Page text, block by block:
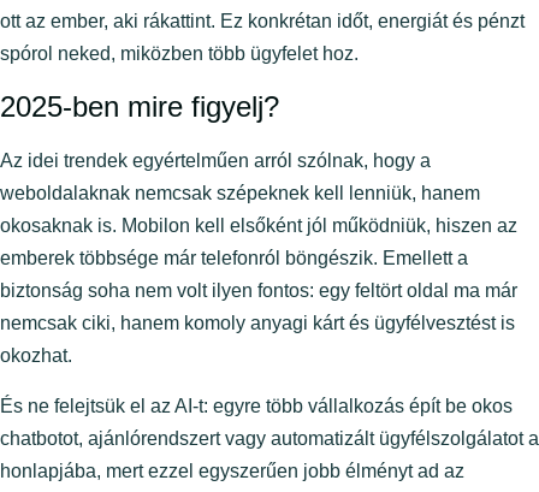
ott az ember, aki rákattint. Ez konkrétan időt, energiát és pénzt
spórol neked, miközben több ügyfelet hoz.
2025-ben mire figyelj?
Az idei trendek egyértelműen arról szólnak, hogy a
weboldalaknak nemcsak szépeknek kell lenniük, hanem
okosaknak is. Mobilon kell elsőként jól működniük, hiszen az
emberek többsége már telefonról böngészik. Emellett a
biztonság soha nem volt ilyen fontos: egy feltört oldal ma már
nemcsak ciki, hanem komoly anyagi kárt és ügyfélvesztést is
okozhat.
És ne felejtsük el az AI-t: egyre több vállalkozás épít be okos
chatbotot, ajánlórendszert vagy automatizált ügyfélszolgálatot a
honlapjába, mert ezzel egyszerűen jobb élményt ad az